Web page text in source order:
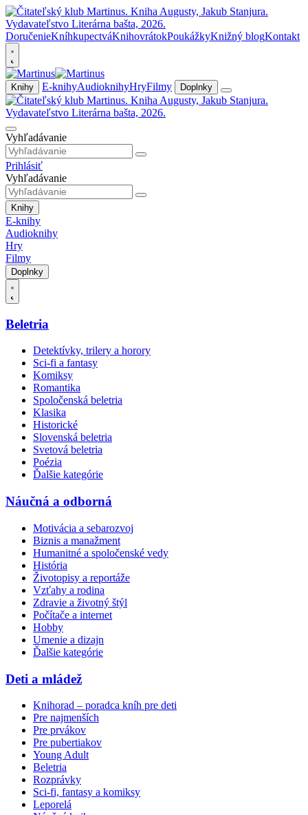
DoručenieKníhkupectváKnihovrátokPoukážkyKnižný blogKontakt
Knihy E-knihyAudioknihyHryFilmy Doplnky
Vyhľadávanie
Prihlásiť
Vyhľadávanie
Knihy
E-knihy
Audioknihy
Hry
Filmy
Doplnky
Beletria
Detektívky, trilery a horory
Sci-fi a fantasy
Komiksy
Romantika
Spoločenská beletria
Klasika
Historické
Slovenská beletria
Svetová beletria
Poézia
Ďalšie kategórie
Náučná a odborná
Motivácia a sebarozvoj
Biznis a manažment
Humanitné a spoločenské vedy
História
Životopisy a reportáže
Vzťahy a rodina
Zdravie a životný štýl
Počítače a internet
Hobby
Umenie a dizajn
Ďalšie kategórie
Deti a mládež
Knihorad – poradca kníh pre deti
Pre najmenších
Pre prvákov
Pre pubertiakov
Young Adult
Beletria
Rozprávky
Sci-fi, fantasy a komiksy
Leporelá